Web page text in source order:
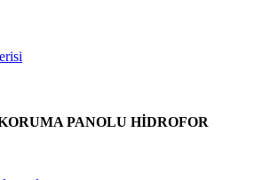
PANOLU HİDROFOR